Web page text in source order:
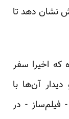
نشان دهد تا
که اخیرا سفر
دیدار آن‌ها با
- در